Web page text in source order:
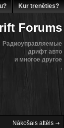
Kur trenēties?
Forums
Радиоуправляемые
дрифт авто
и многое другое
.
Nākošais attēls